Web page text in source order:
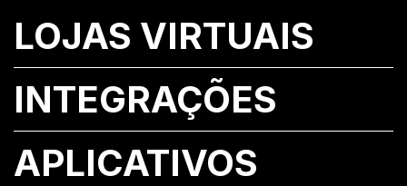
LOJAS VIRTUAIS
INTEGRAÇÕES
APLICATIVOS